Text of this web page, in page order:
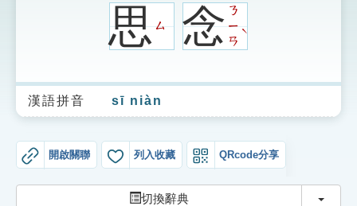
生字詞彙表
成語故事
索引選單
思ㄙ 念ㄋ
ㄧ
ㄢ
ˋ
漢語拼音 sī niàn
開啟關聯 列入收藏 QRcode分享
切換辭典 切換